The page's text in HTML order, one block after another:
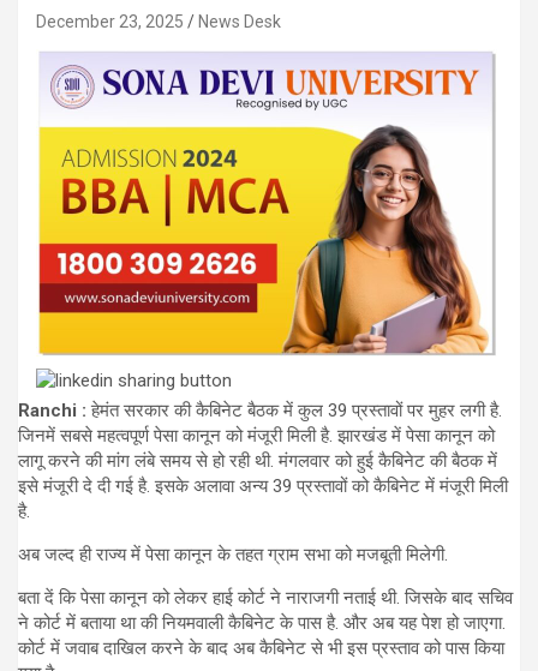
December 23, 2025 News Desk
Ranchi :हेमंत सरकार की कैबिनेट बैठक में कुल 39 प्रस्तावों पर मुहर लगी है.
जिनमें सबसे महत्वपूर्ण पेसा कानून को मंजूरी मिली है. झारखंड में पेसा कानून को
लागू करने की मांग लंबे समय से हो रही थी. मंगलवार को हुई कैबिनेट की बैठक में
इसे मंजूरी दे दी गई है. इसके अलावा अन्य 39 प्रस्तावों को कैबिनेट में मंजूरी मिली
है.
अब जल्द ही राज्य में पेसा कानून के तहत ग्राम सभा को मजबूती मिलेगी.
बता दें कि पेसा कानून को लेकर हाई कोर्ट ने नाराजगी नताई थी. जिसके बाद सचिव
ने कोर्ट में बताया था की नियमवाली कैबिनेट के पास है. और अब यह पेश हो जाएगा.
कोर्ट में जवाब दाखिल करने के बाद अब कैबिनेट से भी इस प्रस्ताव को पास किया